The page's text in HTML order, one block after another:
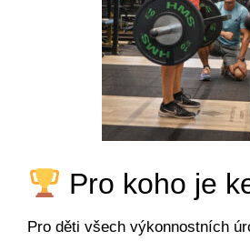
Pro koho je
Pro děti všech výkonnostních